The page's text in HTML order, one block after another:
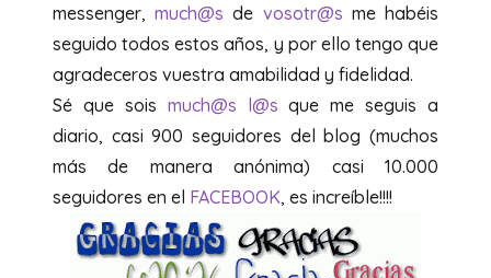
messenger,much@s de vosotr@s me habéis
seguido todos estos años, y por ello tengo que
agradeceros vuestra amabilidad y fidelidad.
Sé que sois much@s l@s que me seguis a
diario, casi 900 seguidores del blog (muchos
más de manera anónima) casi 10.000
seguidores en el FACEBOOK, es increíble!!!!